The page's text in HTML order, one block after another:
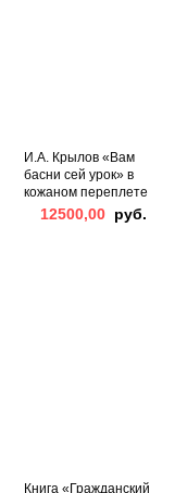
И.А. Крылов «Вам
басни сей урок» в
кожаном переплете
12500,00 руб.
Книга «Гражданский